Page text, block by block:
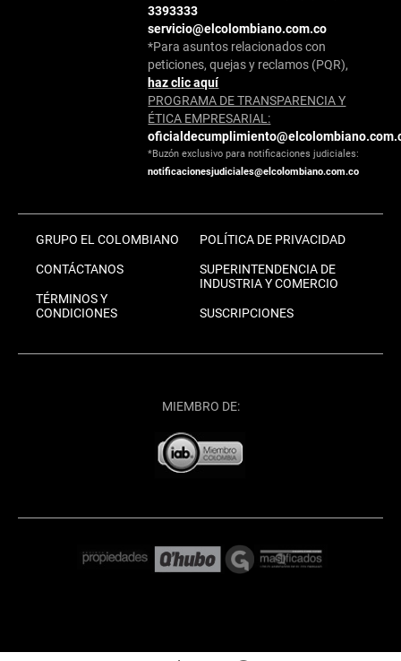
3393333
servicio@elcolombiano.com.co
*Para asuntos relacionados con
peticiones, quejas y reclamos (PQR),
haz clic aquí
PROGRAMA DE TRANSPARENCIA Y
ÉTICA EMPRESARIAL:
*Buzón exclusivo para notificaciones judiciales:
notificacionesjudiciales@elcolombiano.com.co
GRUPO EL COLOMBIANO
CONTÁCTANOS
TÉRMINOS Y
CONDICIONES
POLÍTICA DE PRIVACIDAD
SUPERINTENDENCIA DE
INDUSTRIA Y COMERCIO
SUSCRIPCIONES
MIEMBRO DE: